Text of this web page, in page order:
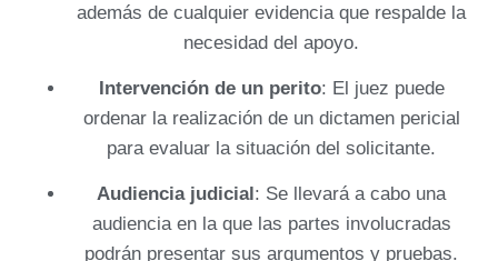
además de cualquier evidencia que respalde la
necesidad del apoyo.
Intervención de un perito: El juez puede
ordenar la realización de un dictamen pericial
para evaluar la situación del solicitante.
Audiencia judicial : Se llevará a cabo una
audiencia en la que las partes involucradas
podrán presentar sus argumentos y pruebas.